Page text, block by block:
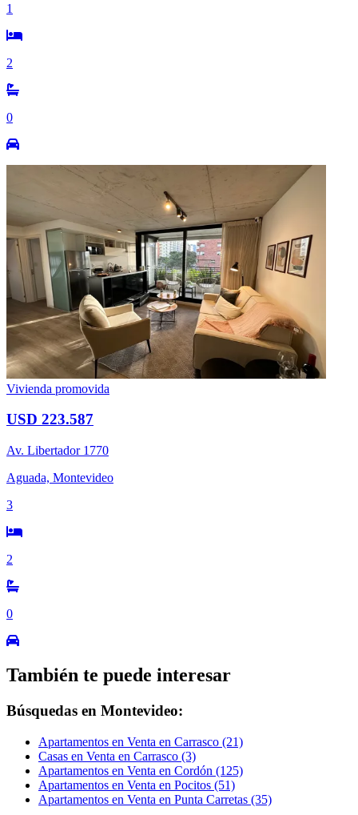
1
2
0
Vivienda promovida
USD 223.587
Av. Libertador 1770
Aguada, Montevideo
3
2
0
También te puede interesar
Búsquedas en Montevideo:
Apartamentos en Venta en Carrasco (21)
Casas en Venta en Carrasco (3)
Apartamentos en Venta en Cordón (125)
Apartamentos en Venta en Pocitos (51)
Apartamentos en Venta en Punta Carretas (35)